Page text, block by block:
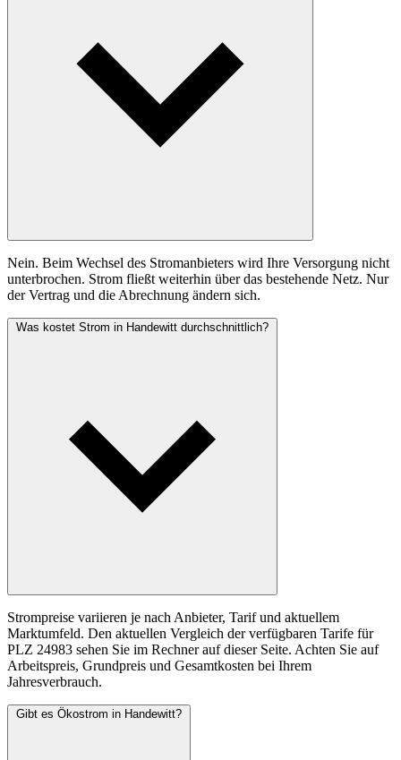
Nein. Beim Wechsel des Stromanbieters wird Ihre Versorgung nicht
unterbrochen. Strom fließt weiterhin über das bestehende Netz. Nur
der Vertrag und die Abrechnung ändern sich.
Was kostet Strom in Handewitt durchschnittlich?
Strompreise variieren je nach Anbieter, Tarif und aktuellem
Marktumfeld. Den aktuellen Vergleich der verfügbaren Tarife für
PLZ 24983 sehen Sie im Rechner auf dieser Seite. Achten Sie auf
Arbeitspreis, Grundpreis und Gesamtkosten bei Ihrem
Jahresverbrauch.
Gibt es Ökostrom in Handewitt?